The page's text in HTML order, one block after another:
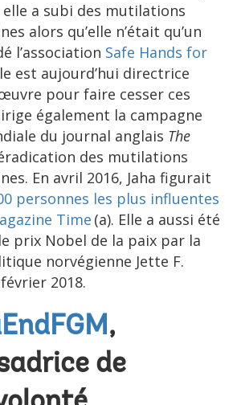
elle a subi des mutilations
alors qu’elle n’était qu’un
l’association Safe Hands for
est aujourd’hui directrice
pour faire cesser ces
également la campagne
du journal anglais The
des mutilations
En avril 2016, Jaha figurait
personnes les plus influentes
Time (a). Elle a aussi été
prix Nobel de la paix par la
norvégienne Jette F.
2018.
,
de